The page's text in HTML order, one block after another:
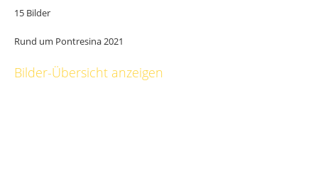
15 Bilder
Rund um Pontresina 2021
Bilder-Übersicht anzeigen